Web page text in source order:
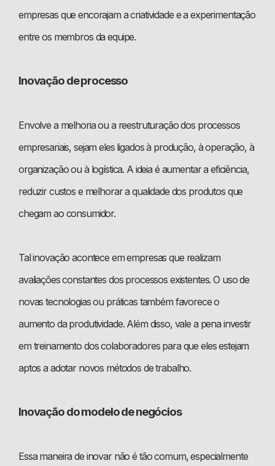
empresas que encorajam a criatividade e a experimentação
entre os membros da equipe.
Inovação de processo
Envolve a melhoria ou a reestruturação dos processos
empresariais, sejam eles ligados à produção, à operação, à
organização ou à logística. A ideia é aumentar a eficiência,
reduzir custos e melhorar a qualidade dos produtos que
chegam ao consumidor.
Tal inovação acontece em empresas que realizam
avaliações constantes dos processos existentes. O uso de
novas tecnologias ou práticas também favorece o
aumento da produtividade. Além disso, vale a pena investir
em treinamento dos colaboradores para que eles estejam
aptos a adotar novos métodos de trabalho.
Inovação do modelo de negócios
Essa maneira de inovar não é tão comum, especialmente